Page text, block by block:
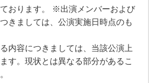
おります。 ※出演メンバーおよび
きましては、公演実施日時点のも
内容につきましては、当該公演上
す。現状とは異なる部分があるこ